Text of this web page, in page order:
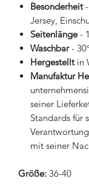
Besonderheit-
Jersey,
Seitenlänge-
Waschbar-
Hergestelltin
Manufaktur
seiner
Standards für
mit seiner
Größe: 36-40